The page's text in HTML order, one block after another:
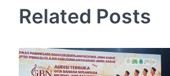
Related Posts